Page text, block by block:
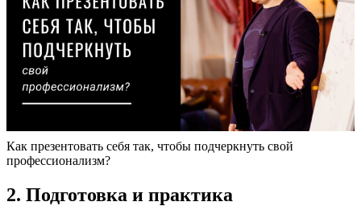
Как презентовать себя так, чтобы подчеркнуть свой
профессионализм?
2. Подготовка и практика